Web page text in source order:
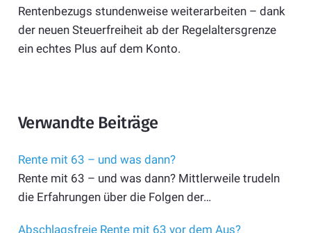
Rentenbezugs stundenweise weiterarbeiten – dank
der neuen Steuerfreiheit ab der Regelaltersgrenze
ein echtes Plus auf dem Konto.
Verwandte Beiträge
Rente mit 63 – und was dann?
Rente mit 63 – und was dann? Mittlerweile trudeln
die Erfahrungen über die Folgen der…
Abschlagsfreie Rente mit 63 vor dem Aus?